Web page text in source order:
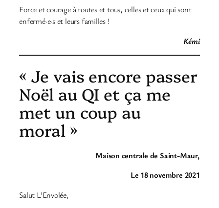
Force et courage à toutes et tous, celles et ceux qui sont
enfermé·e·s et leurs familles !
Kémi
« Je vais encore passer
Noël au QI et ça me
met un coup au
moral »
Maison centrale de Saint-Maur,
Le 18 novembre 2021
Salut L’Envolée,